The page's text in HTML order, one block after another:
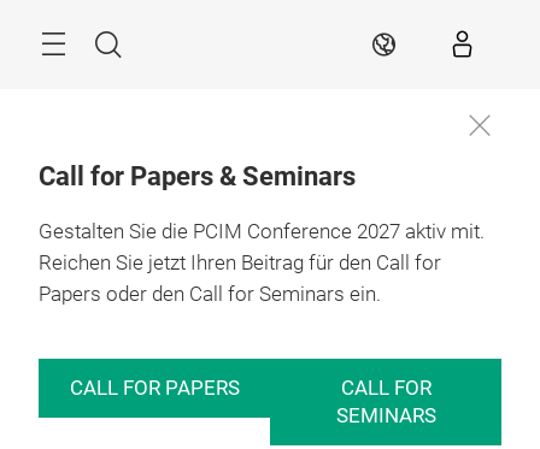
Suche DE
Call for Papers & Seminars
Gestalten Sie die PCIM Conference 2027 aktiv mit.
Reichen Sie jetzt Ihren Beitrag für den Call for
Papers oder den Call for Seminars ein.
CALL FOR PAPERS
CALL FOR
SEMINARS